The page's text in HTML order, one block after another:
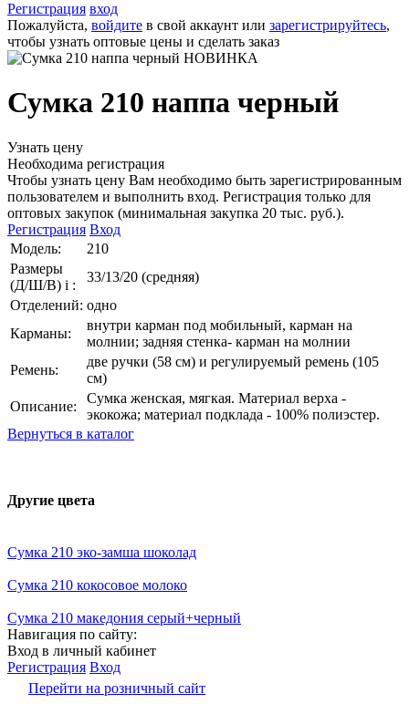
Регистрация вход
Пожалуйста, войдите в свой аккаунт или зарегистрируйтесь,
чтобы узнать оптовые цены и сделать заказ
Сумка 210 наппа черный
Узнать цену
Необходима регистрация
Чтобы узнать цену Вам необходимо быть зарегистрированным
пользователем и выполнить вход. Регистрация только для
оптовых закупок (минимальная закупка 20 тыс. руб.).
Регистрация Вход
Модель:
210
Размеры
(Д/Ш/В) i :
33/13/20 (средняя)
Отделений: одно
Карманы:
внутри карман под мобильный, карман на
молнии; задняя стенка- карман на молнии
Ремень:
две ручки (58 см) и регулируемый ремень (105
см)
Описание:
Сумка женская, мягкая. Материал верха -
экокожа; материал подклада - 100% полиэстер.
Вернуться в каталог
Другие цвета
Сумка 210 эко-замша шоколад
Сумка 210 кокосовое молоко
Сумка 210 македония серый+черный
Навигация по сайту:
Вход в личный кабинет
Регистрация Вход
Перейти на розничный сайт